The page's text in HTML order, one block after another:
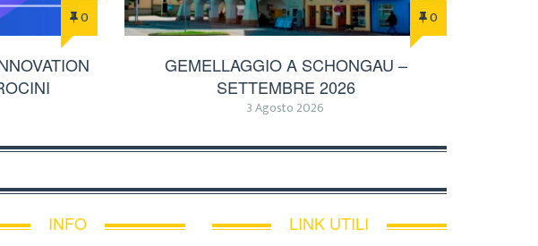
0 0
GEMELLAGGIO A SCHONGAU –
SETTEMBRE 2026
3 Agosto 2026
INFO LINK UTILI